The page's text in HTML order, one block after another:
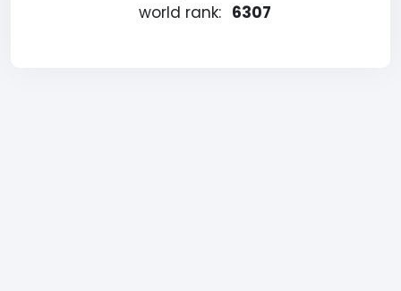
world rank: 6307